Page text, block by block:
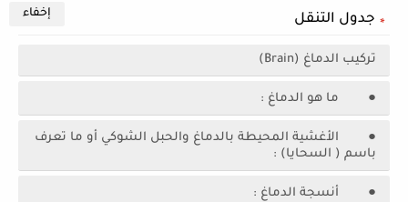
جدول التنقل
تركيب الدماغ (Brain)
● ما هو الدماغ :
● الأغشية المحيطة بالدماغ والحبل الشوكي أو ما تعرف
باسم ( السحايا) :
● أنسجة الدماغ :